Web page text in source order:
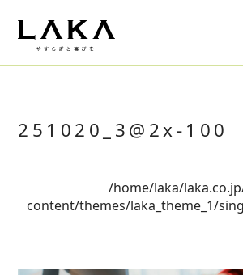
251020_3@2x-100
/home/laka/
content/themes/laka_theme_1/